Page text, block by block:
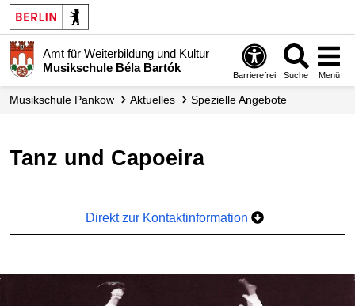
Amt für Weiterbildung und Kultur
Musikschule Béla Bartók
Barrierefrei Suche Menü
Musikschule Pankow Aktuelles Spezielle Angebote
Tanz und Capoeira
Direkt zur Kontaktinformation